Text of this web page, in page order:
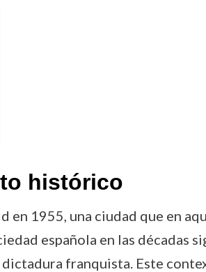
histórico
en 1955, una ciudad que en
española en las décadas
franquista. Este